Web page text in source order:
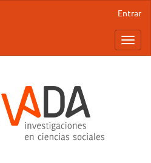
Entrar